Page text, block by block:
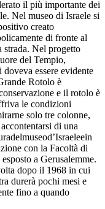
il più importante dei
Nel museo di Israele si
creato
di fronte al
strada. Nel progetto
del Tempio,
essere evidente
Rotolo è
e il rotolo è
le condizioni
solo tre colonne,
di una
con la Facoltà di
a Gerusalemme.
dopo il 1968 in cui
durerà pochi mesi e
fino a quando